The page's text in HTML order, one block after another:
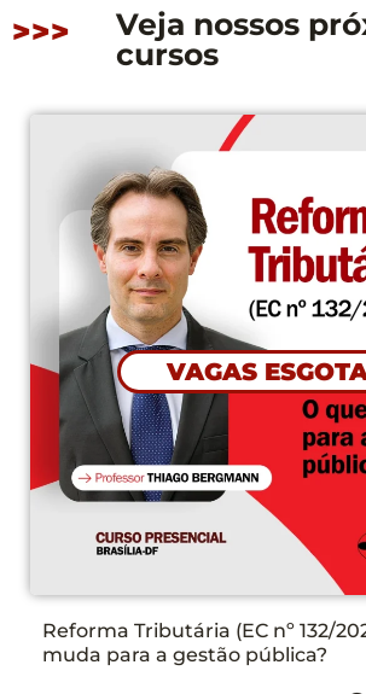
>>>
Veja nossos
cursos
VAGAS
Reforma Tributária (EC nº 132/
muda para a gestão pública?